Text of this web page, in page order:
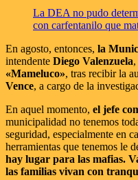
La DEA no pudo
con carfentanilo que
En agosto, entonces, la
intendente Diego Valenzuela,
«Mameluco», tras recibir la
Vence, a cargo de la
En aquel momento, el jefe
municipalidad no tenemos
seguridad, especialmente en
herramientas que tenemos le
hay lugar para las mafias.
las familias vivan con